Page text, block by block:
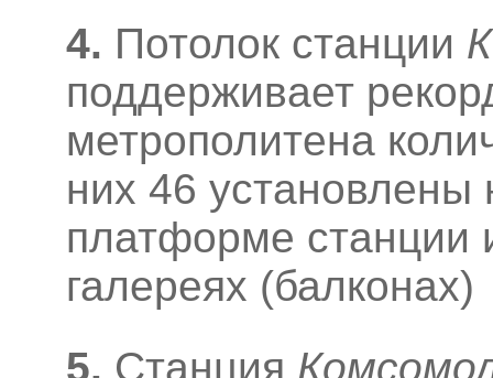
4. Потолок станции
поддерживает
метрополитена
них 46 установлены
платформе станции
галереях (балконах)
5. Станция